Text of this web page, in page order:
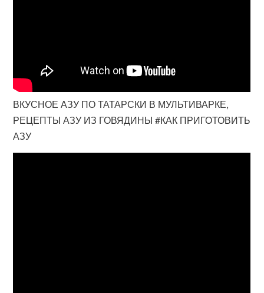
ВКУСНОЕ АЗУ ПО ТАТАРСКИ В МУЛЬТИВАРКЕ,
РЕЦЕПТЫ АЗУ ИЗ ГОВЯДИНЫ #КАК ПРИГОТОВИТЬ
АЗУ